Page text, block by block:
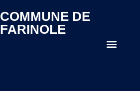
COMMUNE DE
FARINOLE